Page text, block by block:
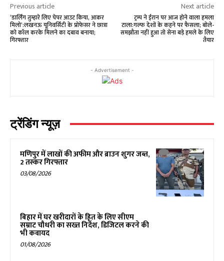
Previous article
‘डार्लिंग तुम्हारे लिए पेपर आउट किया, आकर
मिलो’:लखनऊ यूनिवर्सिटी के प्रोफेसर ने छात्रा
को कॉल करके मिलने का दबाव बनाया;
गिरफ्तार
Next article
ट्रम्प ने ईरान पर आज होने वाला हमला
टाला:गल्फ देशों के कहने पर फैसला; बोले-
समझौता नहीं हुआ तो सेना बड़े हमले के लिए
तैयार
- Advertisement -
ट्रेंडिंग न्यूज़
मणिपुर में लाखों की अफीम और ब्राउन शुगर जब्त,
2 तस्कर गिरफ्तार
03/08/2026
बिहार में घर खरीदारों के हित के लिए सीएम
सम्राट चौधरी का सख्त निर्देश, डिजिटल करने की
भी कवायद
01/08/2026